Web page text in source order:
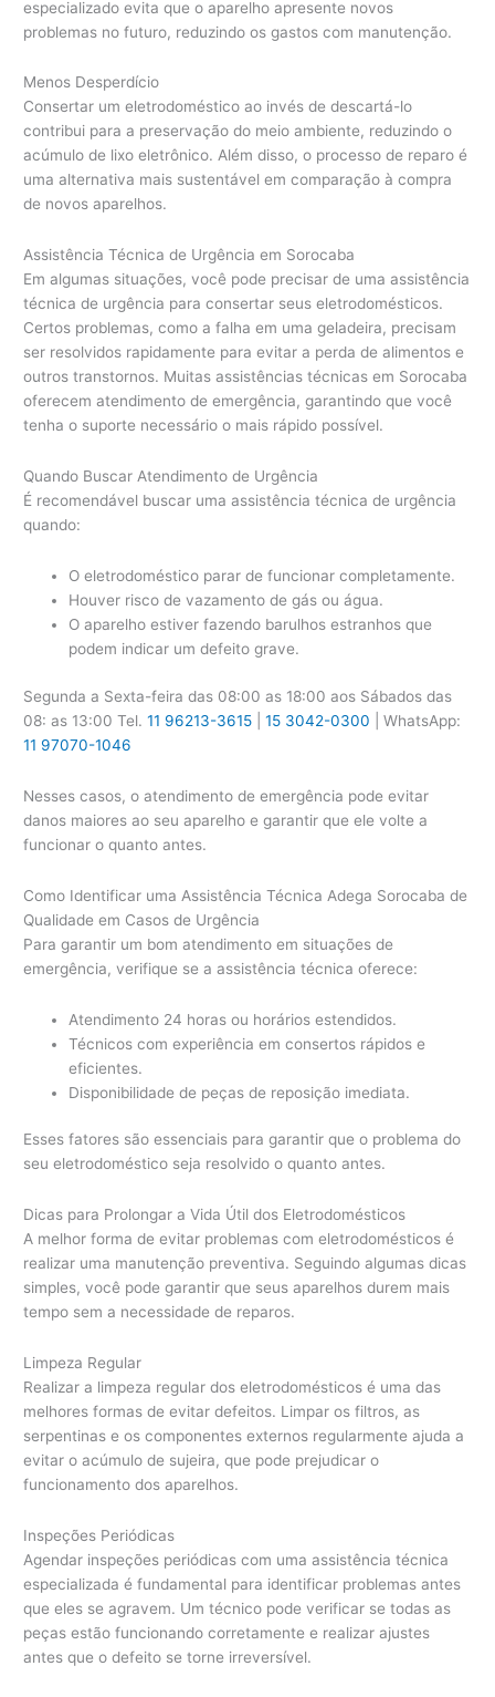
especializado evita que o aparelho apresente novos
problemas no futuro, reduzindo os gastos com manutenção.
Menos Desperdício
Consertar um eletrodoméstico ao invés de descartá-lo
contribui para a preservação do meio ambiente, reduzindo o
acúmulo de lixo eletrônico. Além disso, o processo de reparo é
uma alternativa mais sustentável em comparação à compra
de novos aparelhos.
Assistência Técnica de Urgência em Sorocaba
Em algumas situações, você pode precisar de uma assistência
técnica de urgência para consertar seus eletrodomésticos.
Certos problemas, como a falha em uma geladeira, precisam
ser resolvidos rapidamente para evitar a perda de alimentos e
outros transtornos. Muitas assistências técnicas em Sorocaba
oferecem atendimento de emergência, garantindo que você
tenha o suporte necessário o mais rápido possível.
Quando Buscar Atendimento de Urgência
É recomendável buscar uma assistência técnica de urgência
quando:
O eletrodoméstico parar de funcionar completamente.
Houver risco de vazamento de gás ou água.
O aparelho estiver fazendo barulhos estranhos que
podem indicar um defeito grave.
Segunda a Sexta-feira das 08:00 as 18:00 aos Sábados das
08: as 13:00 Tel.11 96213-3615 |15 3042-0300 | WhatsApp:
11 97070-1046
Nesses casos, o atendimento de emergência pode evitar
danos maiores ao seu aparelho e garantir que ele volte a
funcionar o quanto antes.
Como Identificar uma Assistência Técnica Adega Sorocaba de
Qualidade em Casos de Urgência
Para garantir um bom atendimento em situações de
emergência, verifique se a assistência técnica oferece:
Atendimento 24 horas ou horários estendidos.
Técnicos com experiência em consertos rápidos e
eficientes.
Disponibilidade de peças de reposição imediata.
Esses fatores são essenciais para garantir que o problema do
seu eletrodoméstico seja resolvido o quanto antes.
Dicas para Prolongar a Vida Útil dos Eletrodomésticos
A melhor forma de evitar problemas com eletrodomésticos é
realizar uma manutenção preventiva. Seguindo algumas dicas
simples, você pode garantir que seus aparelhos durem mais
tempo sem a necessidade de reparos.
Limpeza Regular
Realizar a limpeza regular dos eletrodomésticos é uma das
melhores formas de evitar defeitos. Limpar os filtros, as
serpentinas e os componentes externos regularmente ajuda a
evitar o acúmulo de sujeira, que pode prejudicar o
funcionamento dos aparelhos.
Inspeções Periódicas
Agendar inspeções periódicas com uma assistência técnica
especializada é fundamental para identificar problemas antes
que eles se agravem. Um técnico pode verificar se todas as
peças estão funcionando corretamente e realizar ajustes
antes que o defeito se torne irreversível.